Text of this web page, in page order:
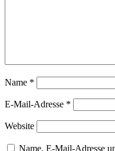
Name *
E-Mail-Adresse *
Website
Name, E-Mail-Adresse